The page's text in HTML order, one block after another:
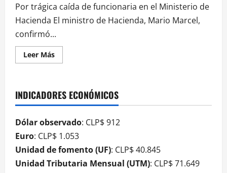
Por trágica caída de funcionaria en el Ministerio de
Hacienda El ministro de Hacienda, Mario Marcel,
confirmó...
Leer Más
INDICADORES ECONÓMICOS
Dólar observado: CLP$ 912
Euro: CLP$ 1.053
Unidad de fomento (UF): CLP$ 40.845
Unidad Tributaria Mensual (UTM): CLP$ 71.649